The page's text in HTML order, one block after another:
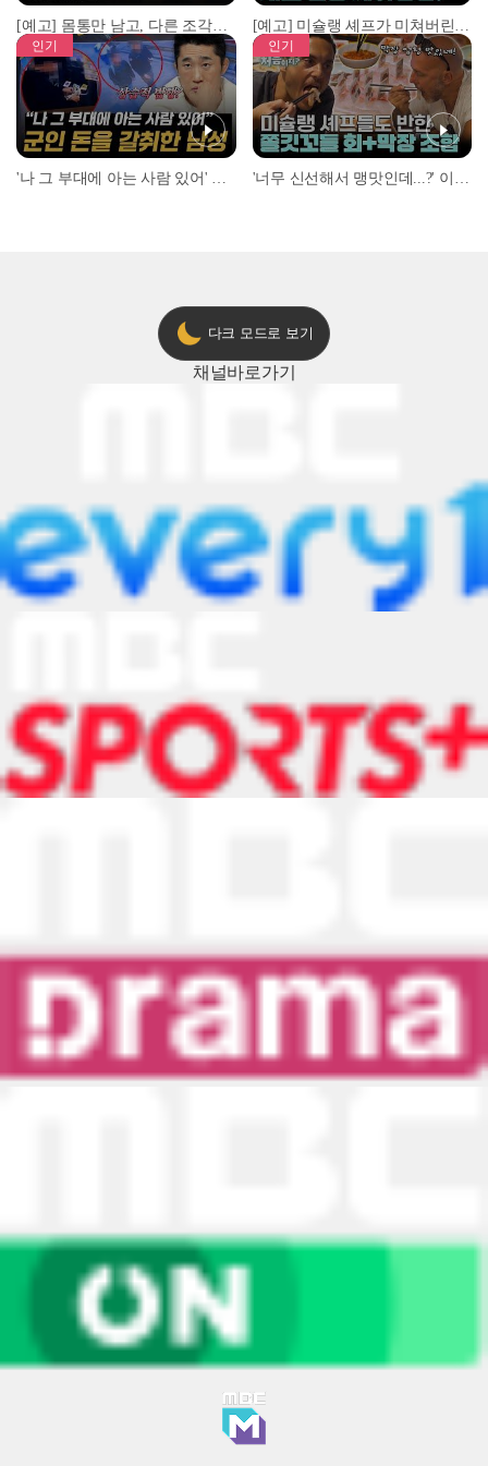
[예고] 몸통만 남고, 다른 조각은 어디에..? 시화호에서 드러난 충격적인 토막 살인사건! [예고] 미슐랭 셰프가 미쳐버린 이유! 본능이 깨어난 사건은?
인기 인기
다크 모드로 보기
채널바로가기